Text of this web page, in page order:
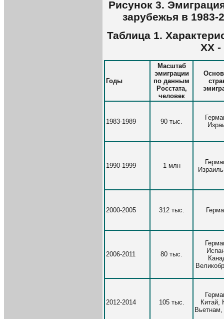
Рисунок 3.
зарубежья в 1983-
Таблица 1.
ХХ -
Годы
Масштаб
эмиграции
по данным
Росстата,
человек
1983-1989 90 тыс.
1990-1999 1 млн
2000-2005 312 тыс.
2006-2011 80 тыс.
2012-2014 105 тыс.
Китай,
Вьетнам,